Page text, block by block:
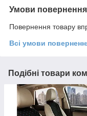
Умови повернення
Повернення товару
Всі умови
Подібні товари